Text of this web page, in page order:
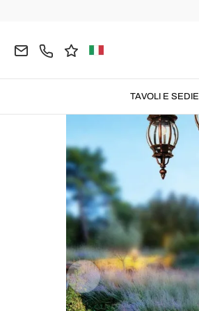
TAVOLI E SEDIE